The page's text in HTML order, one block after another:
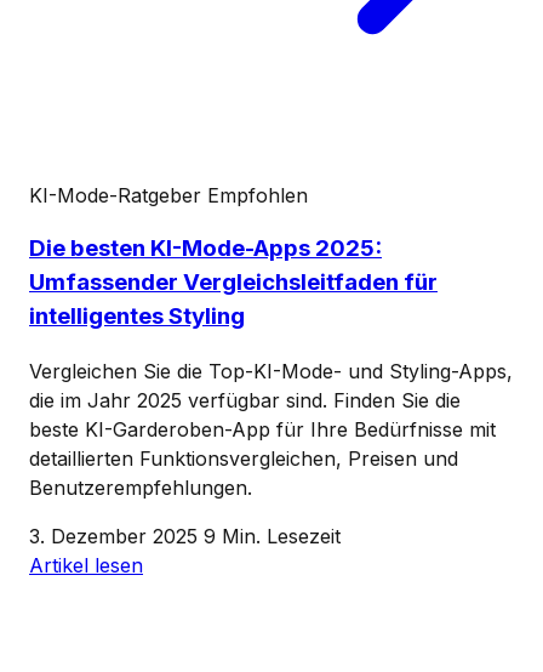
KI-Mode-Ratgeber Empfohlen
Die besten KI-Mode-Apps 2025:
Umfassender Vergleichsleitfaden für
intelligentes Styling
Vergleichen Sie die Top-KI-Mode- und Styling-Apps,
die im Jahr 2025 verfügbar sind. Finden Sie die
beste KI-Garderoben-App für Ihre Bedürfnisse mit
detaillierten Funktionsvergleichen, Preisen und
Benutzerempfehlungen.
3. Dezember 2025 9 Min. Lesezeit
Artikel lesen